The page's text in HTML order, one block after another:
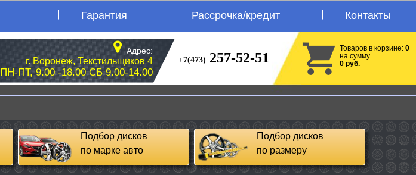
Гарантия Рассрочка/кредит Контакты
Адрес:
г. Воронеж, Текстильщиков 4
ПН-ПТ, 9.00 -18.00 СБ 9.00-14.00
+7(473) 257-52-51
Товаров в корзине: 0
на сумму
0 руб.
Подбор дисков
по марке авто
Подбор дисков
по размеру